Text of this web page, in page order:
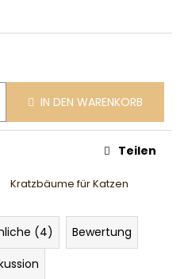
IN DEN WARENKORB
Kratzbäume für Katzen
Teilen
(4)
Bewertung